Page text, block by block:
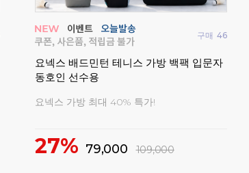
구매 46
요넥스 배드민턴 테니스 가방 백팩 입문자
동호인 선수용
요넥스 가방 최대 40% 특가!
27% 79,000 109,000